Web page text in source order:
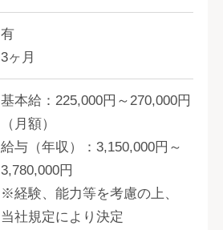
有
3ヶ月
基本給：225,000円～270,000円
（月額）
給与（年収）：3,150,000円～
3,780,000円
※経験、能力等を考慮の上、
当社規定により決定